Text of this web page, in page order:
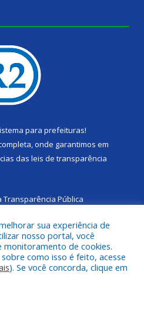
para prefeituras!
onde garantimos em
das leis de transparência
Transparência Pública
Câmara Municipal de Cachoeira
Piriá.
Administrativa
sua experiência de
nosso portal, você
de cookies.
como isso é feito, acesse
). Se você concorda, clique em